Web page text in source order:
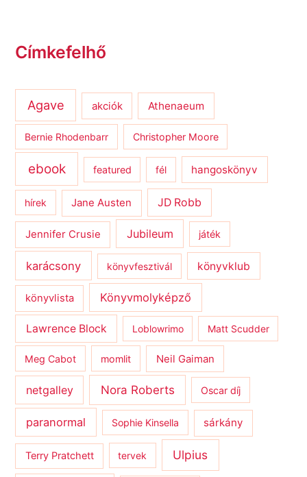
Címkefelhő
Agave akciók Athenaeum
Bernie Rhodenbarr Christopher Moore
ebook featured fél hangoskönyv
hírek Jane Austen JD Robb
Jennifer Crusie Jubileum játék
karácsony könyvfesztivál könyvklub
könyvlista Könyvmolyképző
Lawrence Block Loblowrimo Matt Scudder
Meg Cabot momlit Neil Gaiman
netgalley Nora Roberts Oscar díj
paranormal Sophie Kinsella sárkány
Terry Pratchett tervek Ulpius